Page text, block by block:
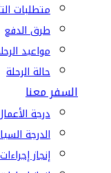
متطلبات
طرق الدفع
مواعيد
حالة الرحلة
السفر معنا
درجة
الدرجة
إنجاز